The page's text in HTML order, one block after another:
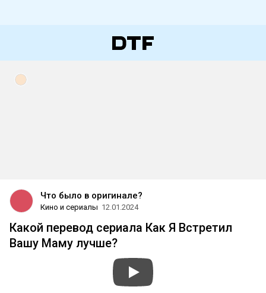
Что было в оригинале?
Кино и сериалы 12.01.2024
Какой перевод сериала Как Я Встретил
Вашу Маму лучше?